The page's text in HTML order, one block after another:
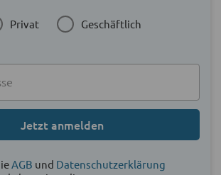
Privat Geschäftlich
Jetzt anmelden
AGB und Datenschutzerklärung